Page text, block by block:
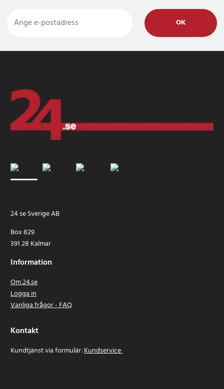
OK
24 se Sverige AB
Box 829
391 28 Kalmar
Information
Om 24.se
Logga in
Vanliga frågor - FAQ
Kontakt
Kundtjänst via formulär:Kundservice